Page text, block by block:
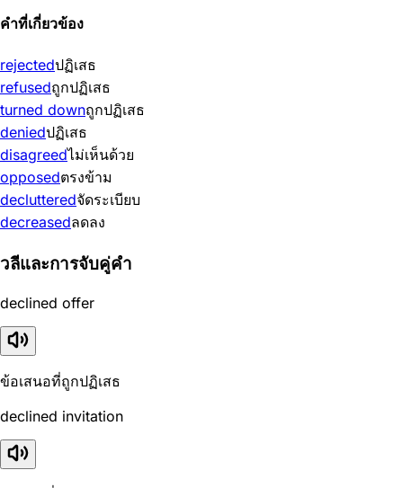
คำที่เกี่ยวข้อง
rejectedปฏิเสธ
refusedถูกปฏิเสธ
turned downถูกปฏิเสธ
deniedปฏิเสธ
disagreedไม่เห็นด้วย
opposedตรงข้าม
declutteredจัดระเบียบ
decreasedลดลง
วลีและการจับคู่คำ
declined offer
ข้อเสนอที่ถูกปฏิเสธ
declined invitation